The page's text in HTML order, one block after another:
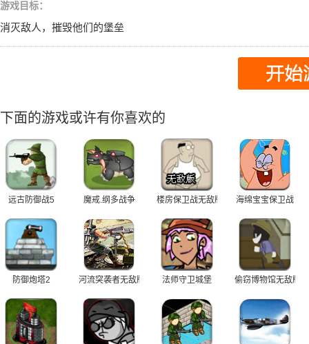
游戏目标：
消灭敌人，摧毁他们的堡垒
下面的游戏或许有你喜欢的
远古防御战5 魔戒.纲多战争 楼房保卫战无敌版 海绵宝宝保卫战
防御炮塔2 河流突袭者无敌版 法师守卫城堡 偷窃博物馆无敌版